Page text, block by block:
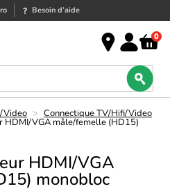
Besoin d’aide
0
Video > Connectique TV/Hifi/Video
HDMI/VGA mâle/femelle (HD15)
HDMI/VGA
monobloc